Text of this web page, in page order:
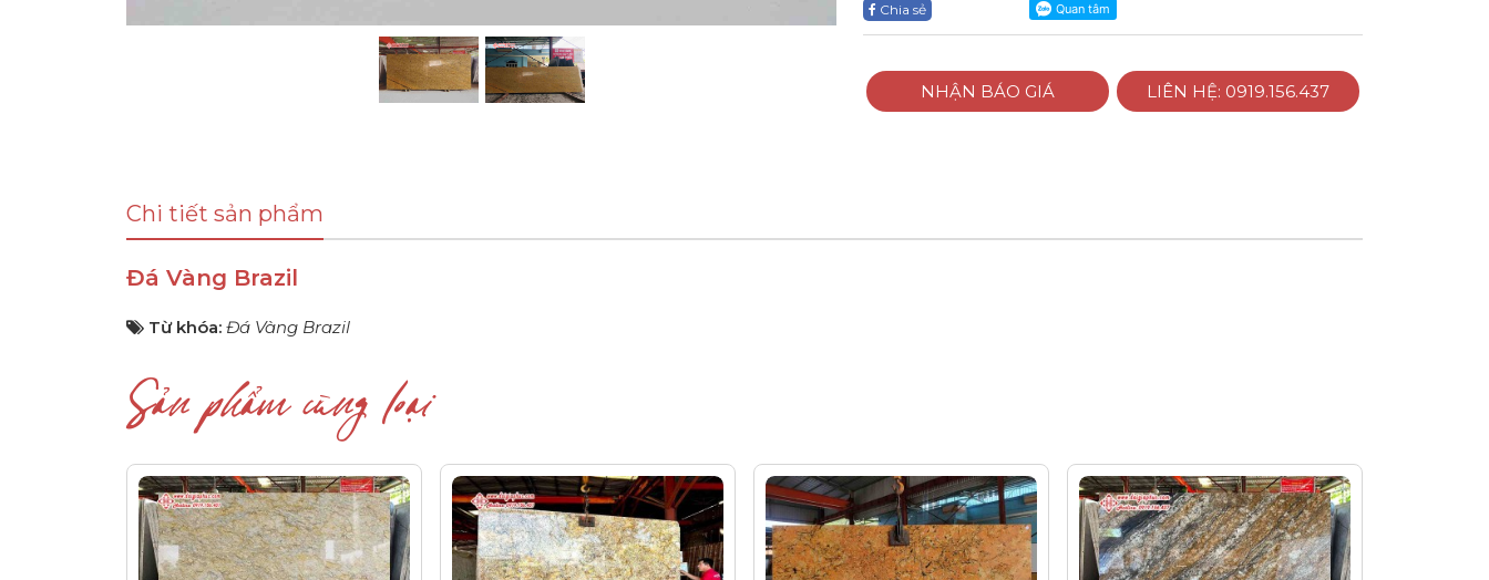
Chia sẻ
NHẬN BÁO GIÁ LIÊN HỆ: 0919.156.437
Chi tiết sản phẩm
Đá Vàng Brazil
Từ khóa: Đá Vàng Brazil
Sản phẩm cùng loại